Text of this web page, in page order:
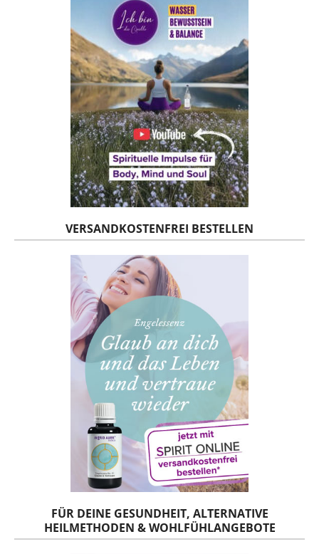
VERSANDKOSTENFREI BESTELLEN
FÜR DEINE GESUNDHEIT, ALTERNATIVE
HEILMETHODEN & WOHLFÜHLANGEBOTE